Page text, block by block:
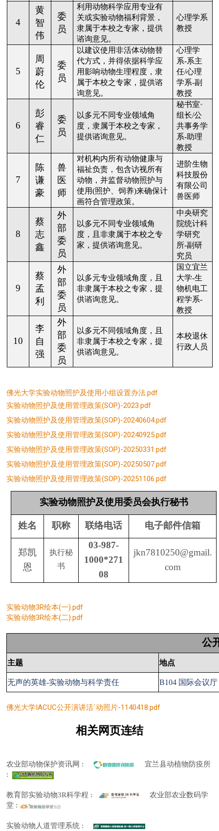
4
黄
智
伟
委
员
利用动物科学应用专业有
关或实验动物福利背景，
隶属于本校之专家，提供
谘询意见。
心理学系
教授
5
周
蔚
伦
委
员
以建议使用非活体动物替
代方式，并得依据科学应
用影响动物生理程度，隶
属于本校之专家，提供谘
询意见。
心理学
系-系主
任/心理
学系-副
教授
6
彭
睿
仁
委
员
以多元不同专业领域角
度，隶属于本校之专家，
提供谘询意见。
秘书室-
组长/公
共事务学
系-助理
教授
7
陈
谦
豪
兽
医
师
对机构内所有动物健康与
福祉负责，包含访视所有
动物，并监督动物照护与
使用(照护、饲养)来确保计
画符合管理政策。
进阶生物
科技股份
有限公司
兽医师
8
蔡
志
鑫
外
部
委
员
以多元不同专业领域角
度，且非隶属于本校之专
家，提供谘询意见。
中央研究
院统计科
学研究
所-副研
究员
9
蔡
孟
利
外
部
委
员
以多元专业领域角度，且
非隶属于本校之专家，提
供谘询意见。
国立宜兰
大学-生
物机电工
程学系-
教授
10
李
自
强
外
部
委
员
以多元不同领域角度，且
非隶属于本校之专家 ，提
供谘询意见。
本校退休
行政人员
佛光大学实验动物照护及使用小组设置办法.pdf
实验动物照护及使用管理政策(SOP)-2023.pdf
实验动物照护及使用管理政策(SOP)-20240604.pdf
实验动物照护及使用管理政策(SOP)-20240925.pdf
实验动物照护及使用管理政策(SOP)-20250331.pdf
实验动物照护及使用管理政策(SOP)-20250507.pdf
实验动物照护及使用管理政策(SOP)-20251106.pdf
实验动物照护及使用委员会执行秘书
姓名 职称 联络电话 电子邮件信箱
郑凯
恩
执行秘
书
03-987-
1000*271
08
jkn7810250@gmail.
com
实验动物3R绘本(一).pdf
实验动物3R绘本(二).pdf
公
主题 地点
无声的英雄-实验动物与科学责任 B104 国际会议厅
佛光大学IACUC公开演讲活˙动照片-1140418.pdf
相关网页连结
农业部动物保护资讯网 :
宜兰县动植物防疫所
:
教育部实验动物3R科学程 :
农业部农业数码学
堂 :
实验动物人道管理系统 :